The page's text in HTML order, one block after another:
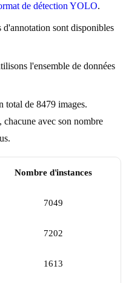
de détection YOLO.
d'annotation sont disponibles
l'ensemble de données
total de 8479 images.
avec son nombre
Nombre d'instances
7049
7202
1613